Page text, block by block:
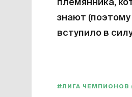
племянника,
знают
вступило в
#ЛИГА ЧЕМПИОНОВ